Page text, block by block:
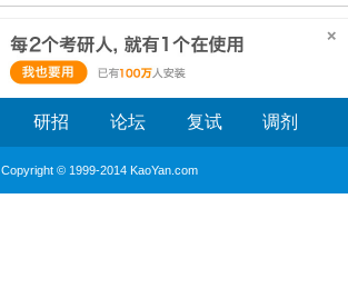
研招 论坛 复试 调剂
Copyright © 1999-2014 KaoYan.com